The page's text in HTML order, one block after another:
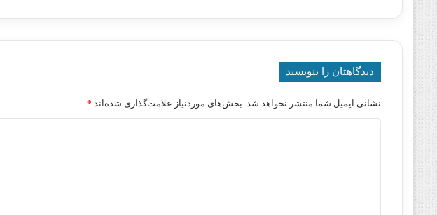
دیدگاهتان را بنویسید
نشانی ایمیل شما منتشر نخواهد شد. بخش‌های موردنیاز علامت‌گذاری شده‌اند *